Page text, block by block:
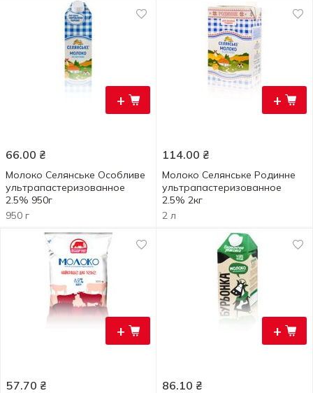
+
66.00 ₴
Молоко Селянське Особливе
ультрапастеризованное
2.5% 950г
950 г
+
114.00 ₴
Молоко Селянське Родинне
ультрапастеризованное
2.5% 2кг
2 л
+
57.70 ₴
+
86.10 ₴